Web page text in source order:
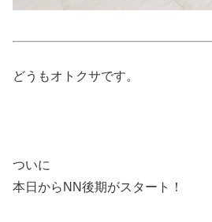
どうもオトクサです。
ついに
本日からNN後期がスタート！